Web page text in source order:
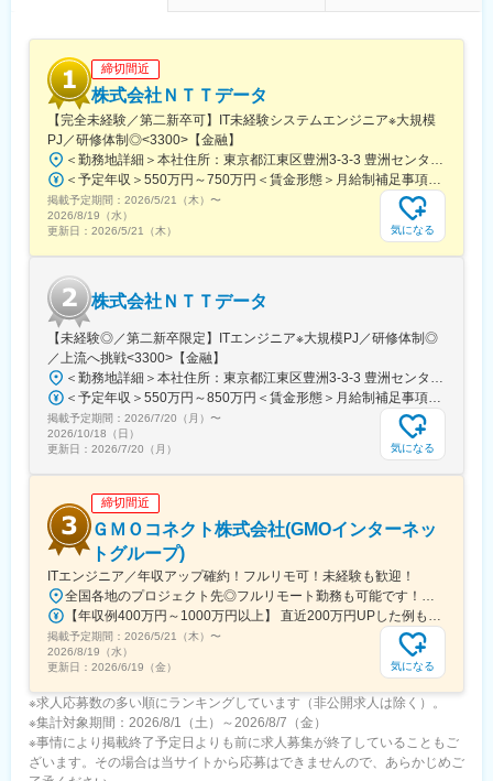
ラや人件費などのコストが低く抑えられています。（ex.預金の取
このように当社において、システムは非常に重要度の高い経営資
源です。以前に比べてもITへの投資は進んでおり、今後ますます
システムの重要度は高まっていきます。
■働き方について
・繁忙期/障害対応を除くと法定外残業時間は抑えられており、在
宅勤務やリモートワークも積極的に取り入れていますので、変化
していく社会に応じた柔軟な働き方を部としてもサポートしてい
ます。
※当社について
オリックス銀行株式会社は、2026年8月に大和証券グループであ
る株式会社大和ネクスト銀行の完全子会社となり、現在、オリッ
クス株式会社との間に資本関係はありません。
当社は、一定期間、現在の商号を継続して使用する予定ですが、
これはオリックス株式会社が当社の事業に関与することを示すも
のではありません。
締切間近
株式会社ＮＴＴデータ
【完全未経験／第二新卒可】IT未経験システムエンジニア※大規模
PJ／研修体制◎<3300>【金融】
掲載予定期間： 2026/5/21（木） 〜
2026/8/19（水）
更新日： 2026/5/21（木） 気になる
株式会社ＮＴＴデータ
【未経験◎／第二新卒限定】ITエンジニア※大規模PJ／研修体制◎
／上流へ挑戦<3300>【金融】
掲載予定期間： 2026/7/20（月） 〜
2026/10/18（日）
更新日： 2026/7/20（月） 気になる
締切間近
ＧＭＯコネクト株式会社(GMOインターネッ
トグループ)
ITエンジニア／年収アップ確約！フルリモ可！未経験も歓迎！
掲載予定期間： 2026/5/21（木） 〜
2026/8/19（水）
更新日： 2026/6/19（金） 気になる
※求人応募数の多い順にランキングしています（非公開求人は除く）。
※集計対象期間：2026/8/1（土）～2026/8/7（金）
※事情により掲載終了予定日よりも前に求人募集が終了していることもご
ざいます。その場合は当サイトから応募はできませんので、あらかじめご